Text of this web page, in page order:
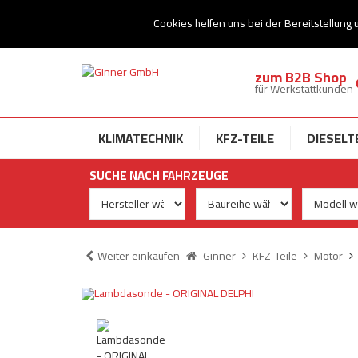
Cookies helfen uns bei der Bereitstellung
Ihr Speziallist für Dieseltechnik
zum B2B Shop
für Werkstattkunden
KLIMATECHNIK KFZ-TEILE
SUCHE NACH FAHRZEUGE
Weiter einkaufen Ginner KFZ-Teile Motor